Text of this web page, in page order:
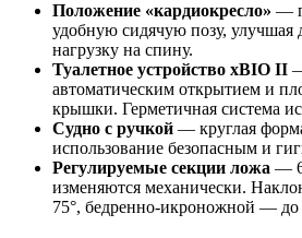
Положение «кардиокресло» —
удобную сидячую позу, улучшая
нагрузку на спину.
Туалетное устройство xBIO II
автоматическим открытием и
крышки. Герметичная система
Судно с ручкой — круглая
использование безопасным и
Регулируемые секции ложа — 6
изменяются механически.
75°, бедренно-икроножной — до